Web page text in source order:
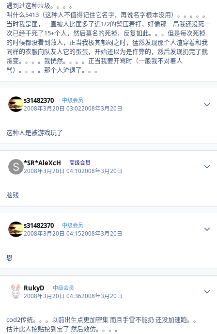
遇到过这种垃圾。。。。
叫什么5413（这种人不值得记住它名字，再说名字根本没用）。。。。。
当时我是匪，一直被人比匪多了近1/2的警压着打，好像那一局我还没死一
次已经干死了15+个人，然后莫名的死掉，反复如此。。。但是每次死掉
的时候都没看到敌人，正当我极其郁闷之时，猛然发现那个人渣穿着和我
同样的衣服向队友人它的蛋蛋，开始还以为是作弊的，然后发现扔完了就
叛变。。。。我恍然。。。。正当我要开骂时（一般我不对着人
骂）。。。。那个人渣退了。。。
s31482370 中级会员
2008年3月20日 03:022008年3月20日
这种人是被游戏玩了
*SR*AleXcH 高级会员
2008年3月20日 04:102008年3月20日
脑残
s31482370 中级会员
2008年3月20日 04:152008年3月20日
恩
RukyD 中级会员
2008年3月20日 04:362008年3月20日
cod2传统。。。以前出生点更加密集 而且手雷不能扔 还没加速跑。。
估计此人挖贴挖到宝了 然后效仿。。。。